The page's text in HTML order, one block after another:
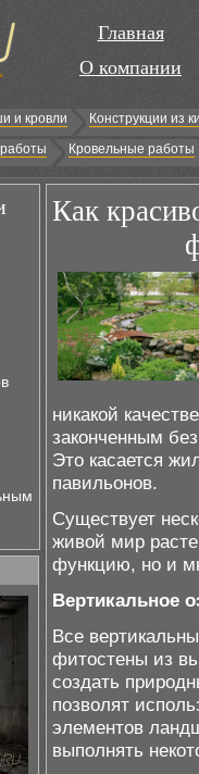
Главная
О компании
и кровли
Конструкции из
Кровельные работы
Как
никакой
законченным
Это касается
павильонов.
Существует
живой мир
функцию, но и
Вертикальное
Все
фитостены из
создать
позволят
элементов
выполнять